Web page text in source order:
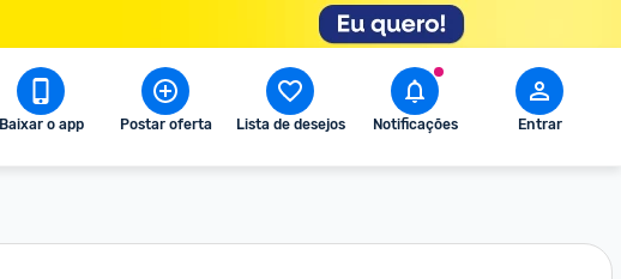
Baixar o app Postar oferta Lista de desejos Notificações Entrar